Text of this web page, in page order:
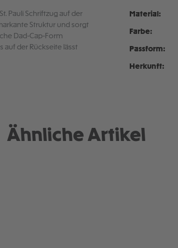
Pauli Schriftzug auf der
Struktur und sorgt
Dad-Cap-Form
auf der Rückseite lässt
Material:
Farbe:
Passform:
Herkunft:
Ähnliche Artikel